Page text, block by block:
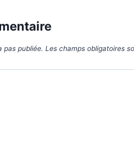
pas publiée. Les champs obligatoires